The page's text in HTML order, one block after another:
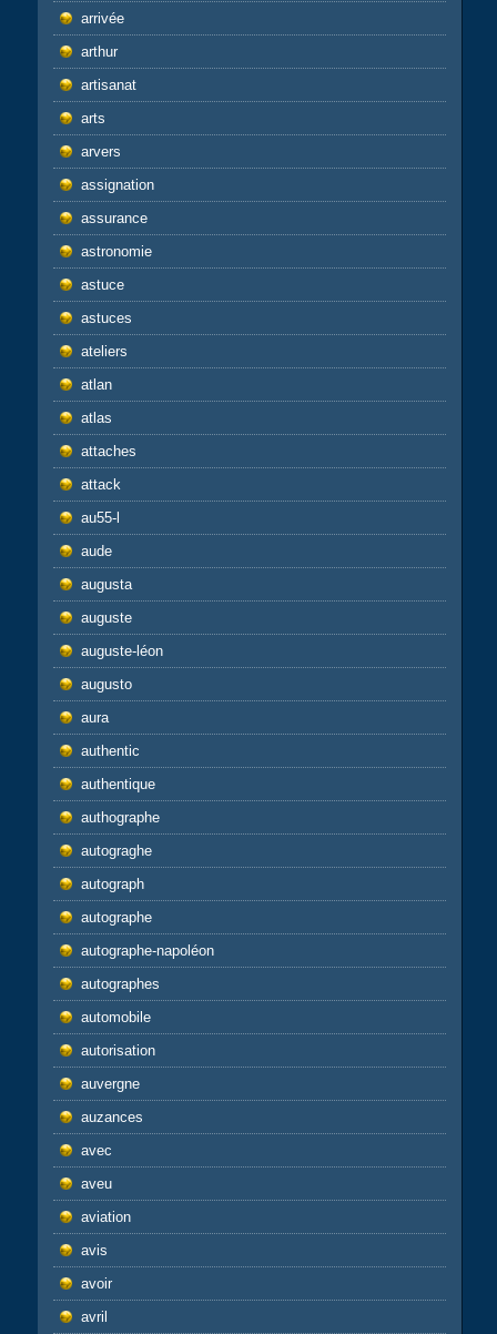
arrivée
arthur
artisanat
arts
arvers
assignation
assurance
astronomie
astuce
astuces
ateliers
atlan
atlas
attaches
attack
au55-l
aude
augusta
auguste
auguste-léon
augusto
aura
authentic
authentique
authographe
autograghe
autograph
autographe
autographe-napoléon
autographes
automobile
autorisation
auvergne
auzances
avec
aveu
aviation
avis
avoir
avril